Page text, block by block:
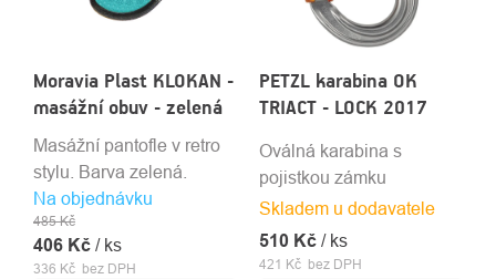
Moravia Plast KLOKAN -
masážní obuv - zelená
Na objednávku
336 Kč bez DPH
485 Kč
406 Kč / ks
Masážní pantofle v retro
stylu. Barva zelená.
PETZL karabina OK
TRIACT - LOCK 2017
Skladem u dodavatele
421 Kč bez DPH
510 Kč / ks
Oválná karabina s
pojistkou zámku